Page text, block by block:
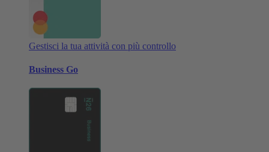
Gestisci la tua attività con più controllo
Business Go